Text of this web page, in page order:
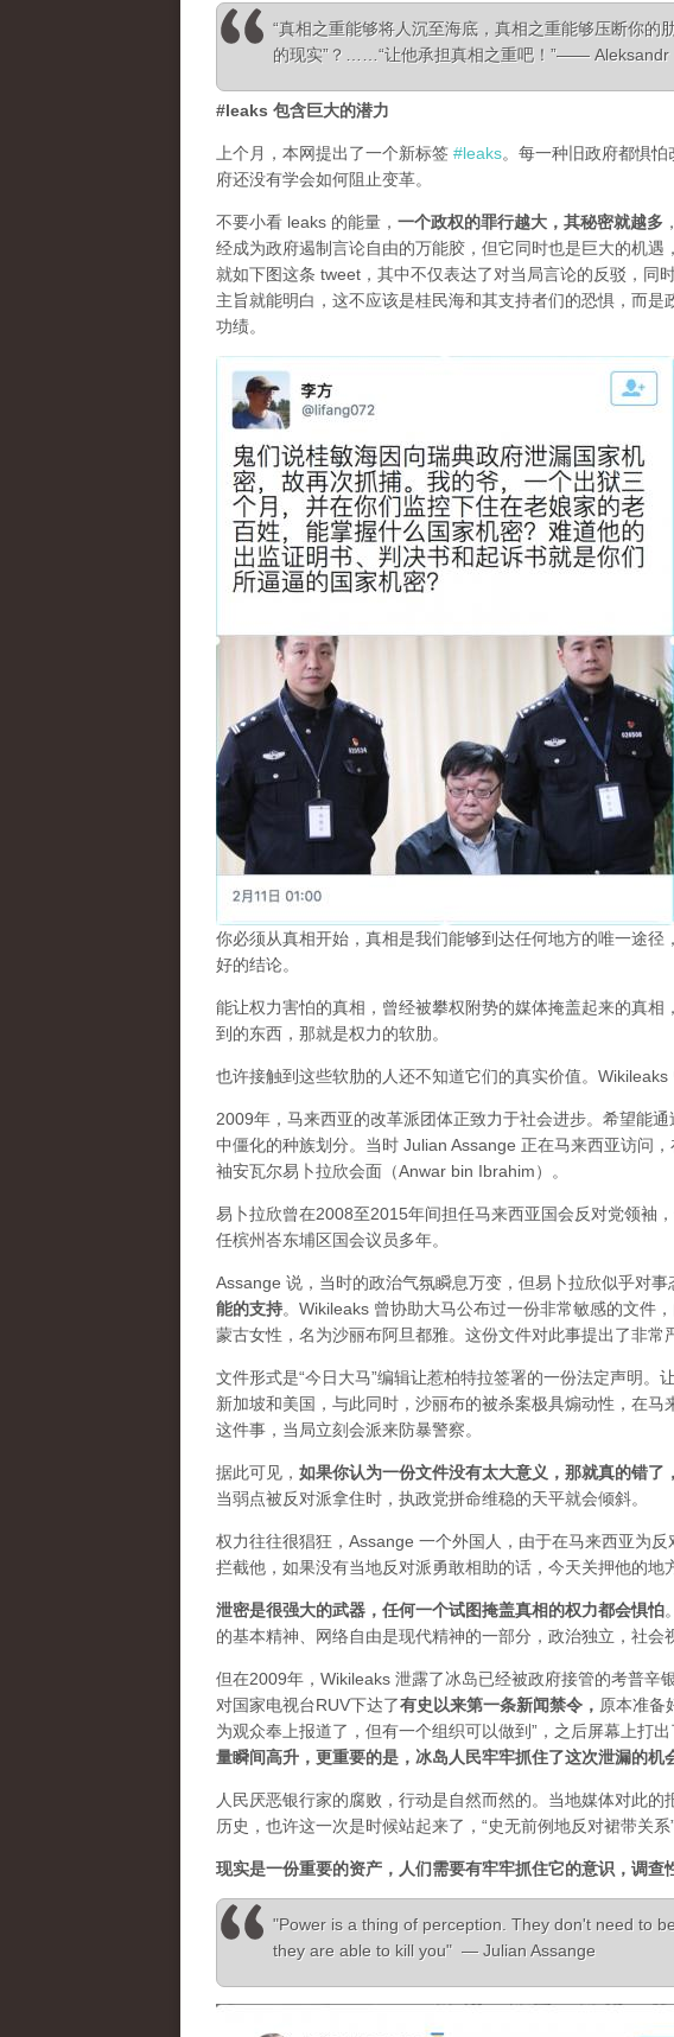
“真相之重能够将人沉至海底，真相之重能够压断你的
的现实”？……“让他承担真相之重吧！”—— Aleksandr
#leaks 包含巨大的潜力
上个月，本网提出了一个新标签 #leaks。每一种旧政府都惧
府还没有学会如何阻止变革。
不要小看 leaks 的能量， 一个政权的罪行越大，其秘密就越多
经成为政府遏制言论自由的万能胶，但它同时也是巨大的机遇
就如下图这条 tweet，其中不仅表达了对当局言论的反驳，同
主旨就能明白，这不应该是桂民海和其支持者们的恐惧，而
功绩。
你必须从真相开始，真相是我们能够到达任何地方的唯一途
好的结论。
能让权力害怕的真相，曾经被攀权附势的媒体掩盖起来的真
到的东西，那就是权力的软肋。
也许接触到这些软肋的人还不知道它们的真实价值。Wikileaks
2009年，马来西亚的改革派团体正致力于社会进步。希望能
中僵化的种族划分。当时 Julian Assange 正在马来西亚访问
袖安瓦尔易卜拉欣会面（Anwar bin Ibrahim）。
易卜拉欣曾在2008至2015年间担任马来西亚国会反对党领袖
任槟州峇东埔区国会议员多年。
Assange 说，当时的政治气氛瞬息万变，但易卜拉欣似乎对事
能的支持。Wikileaks 曾协助大马公布过一份非常敏感的文件
蒙古女性，名为沙丽布阿旦都雅。这份文件对此事提出了非常
文件形式是“今日大马”编辑让惹柏特拉签署的一份法定声明。
新加坡和美国，与此同时，沙丽布的被杀案极具煽动性，在
这件事，当局立刻会派来防暴警察。
据此可见， 如果你认为一份文件没有太大意义，那就真的错
当弱点被反对派拿住时，执政党拼命维稳的天平就会倾斜。
权力往往很猖狂，Assange 一个外国人，由于在马来西亚为
拦截他，如果没有当地反对派勇敢相助的话，今天关押他的地
泄密是很强大的武器，任何一个试图掩盖真相的权力都会惧怕。
的基本精神、网络自由是现代精神的一部分，政治独立，社会
但在2009年，Wikileaks 泄露了冰岛已经被政府接管的考普辛
对国家电视台RUV下达了有史以来第一条新闻禁令 ， 原本准备
为观众奉上报道了，但有一个组织可以做到”，之后屏幕上打
量瞬间高升，更重要的是，冰岛人民牢牢抓住了这次泄漏的机
人民厌恶银行家的腐败，行动是自然而然的。当地媒体对此
历史，也许这一次是时候站起来了，“史无前例地反对裙带关系”
现实是一份重要的资产，人们需要有牢牢抓住它的意识，调查
"Power is a thing of perception. They don't need to
they are able to kill you" — Julian Assange